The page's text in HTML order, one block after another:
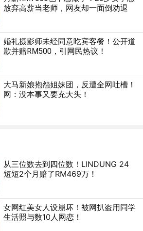
放弃高薪当老师，网友却一面倒劝退
婚礼摄影师未经同意吃宾客餐！公开道
歉并赔RM500，引网民热议！
大马新娘抱怨姐妹团，反遭全网吐槽！
网：没本事又要充大头！
从三位数去到四位数！LINDUNG 24
短短2个月赔了RM469万！
女网红美女人设崩坏！被网扒盗用同学
生活照与数10人网恋！